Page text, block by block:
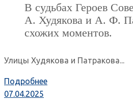
В судьбах Героев
А. Худякова и А. Ф.
схожих моментов.
Улицы Худякова и Патракова...
Подробнее
07.04.2025